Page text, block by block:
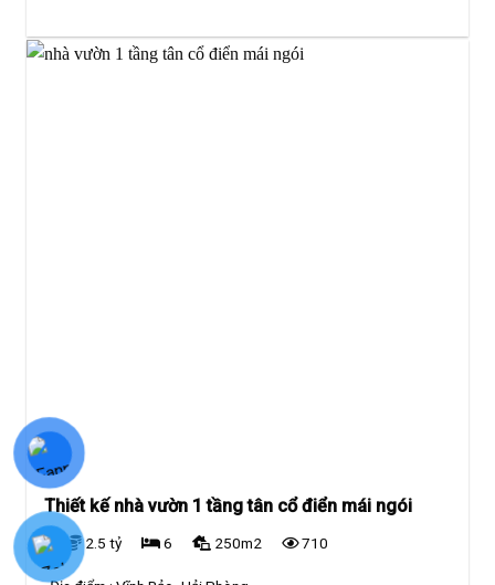
Thiết kế nhà vườn 1 tầng tân cổ điển mái ngói
2.5 tỷ 6 250m2 710